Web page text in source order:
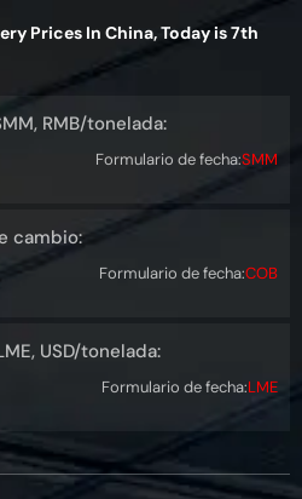
Prices In China, Today is 7th
RMB/tonelada:
Formulario de fecha:SMM
cambio:
Formulario de fecha:COB
USD/tonelada:
Formulario de fecha:LME